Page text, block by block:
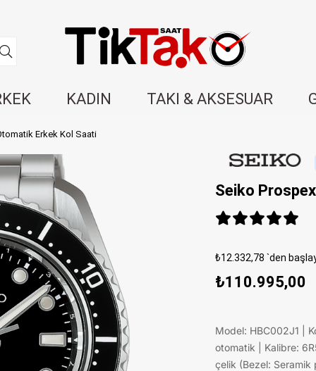
KADIN TAKI & AKSESUAR
Erkek Kol Saati
Seiko
₺12.332,78 `den
₺110.995,00
Model: HBC002J1 |
otomatik | Kalibre:
çelik (Bezel: